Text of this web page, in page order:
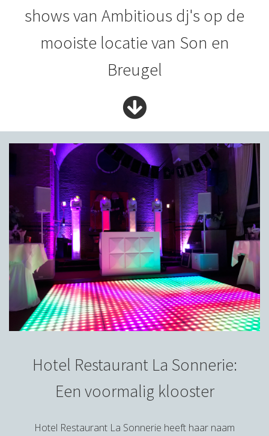
shows van Ambitious dj's op de
mooiste locatie van Son en
Breugel
Hotel Restaurant La Sonnerie:
Een voormalig klooster
Hotel Restaurant La Sonnerie heeft haar naam